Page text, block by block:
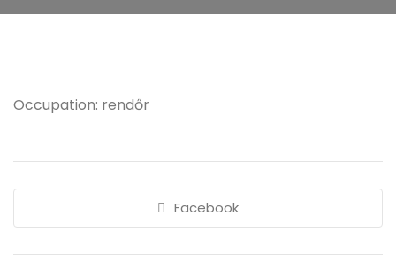
Occupation: rendőr
Facebook